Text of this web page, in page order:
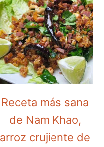
Receta más sana
de Nam Khao,
arroz crujiente de